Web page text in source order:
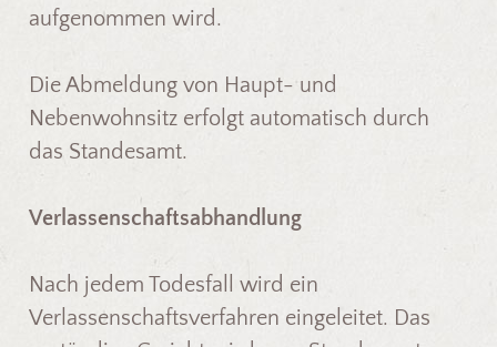
aufgenommen wird.
Die Abmeldung von Haupt- und
Nebenwohnsitz erfolgt automatisch durch
das Standesamt.
Verlassenschaftsabhandlung
Nach jedem Todesfall wird ein
Verlassenschaftsverfahren eingeleitet. Das